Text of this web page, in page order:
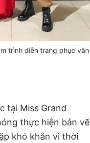
trình diễn trang phục văn
tại Miss Grand
thực hiện bản vẽ
khó khăn vì thời